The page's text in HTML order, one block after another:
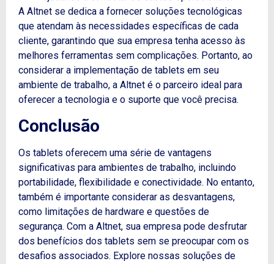
A Altnet se dedica a fornecer soluções tecnológicas
que atendam às necessidades específicas de cada
cliente, garantindo que sua empresa tenha acesso às
melhores ferramentas sem complicações. Portanto, ao
considerar a implementação de tablets em seu
ambiente de trabalho, a Altnet é o parceiro ideal para
oferecer a tecnologia e o suporte que você precisa.
Conclusão
Os tablets oferecem uma série de vantagens
significativas para ambientes de trabalho, incluindo
portabilidade, flexibilidade e conectividade. No entanto,
também é importante considerar as desvantagens,
como limitações de hardware e questões de
segurança. Com a Altnet, sua empresa pode desfrutar
dos benefícios dos tablets sem se preocupar com os
desafios associados. Explore nossas soluções de